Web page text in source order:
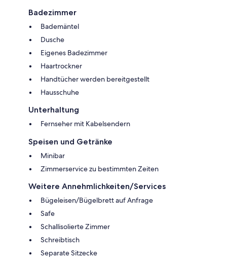
Badezimmer
Bademäntel
Dusche
Eigenes Badezimmer
Haartrockner
Handtücher werden bereitgestellt
Hausschuhe
Unterhaltung
Fernseher mit Kabelsendern
Speisen und Getränke
Minibar
Zimmerservice zu bestimmten Zeiten
Weitere Annehmlichkeiten/Services
Bügeleisen/Bügelbrett auf Anfrage
Safe
Schallisolierte Zimmer
Schreibtisch
Separate Sitzecke